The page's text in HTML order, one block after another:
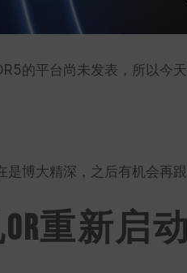
的平台尚未发表，所以今
是博大精深，之后有机会再跟
重新启动